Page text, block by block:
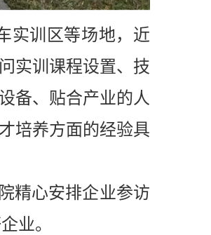
实训区等场地，近
实训课程设置、技
备、贴合产业的人
培养方面的经验具
精心安排企业参访
业。